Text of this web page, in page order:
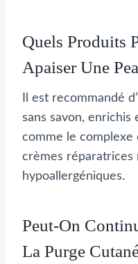
Quels Produits
Apaiser Une
Il est recommandé
sans savon, enrichis
comme le complexe
crèmes réparatrices
hypoallergéniques.
Peut-On
La Purge